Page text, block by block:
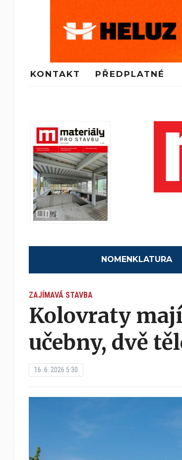
KONTAKT PŘEDPLATNÉ
NOMENKLATURA
ZAJÍMAVÁ STAVBA
Kolovraty
učebny, dvě
16. 6. 2026 5:30